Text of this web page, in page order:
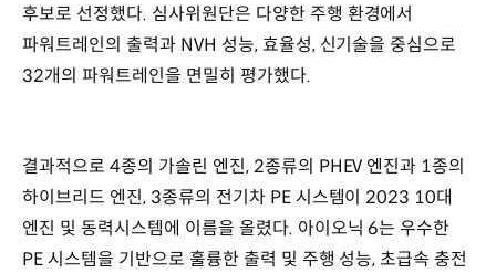
후보로 선정했다. 심사위원단은 다양한 주행 환경에서
파워트레인의 출력과 NVH 성능, 효율성, 신기술을 중심으로
32개의 파워트레인을 면밀히 평가했다.
결과적으로 4종의 가솔린 엔진, 2종류의 PHEV 엔진과 1종의
하이브리드 엔진, 3종류의 전기차 PE 시스템이 2023 10대
엔진 및 동력시스템에 이름을 올렸다. 아이오닉 6는 우수한
PE 시스템을 기반으로 훌륭한 출력 및 주행 성능, 초급속 충전